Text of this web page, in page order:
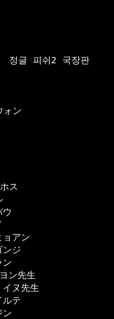
정글 피쉬2 국장판
ォン
ス
アン
ジ
ン先生
先生
テ